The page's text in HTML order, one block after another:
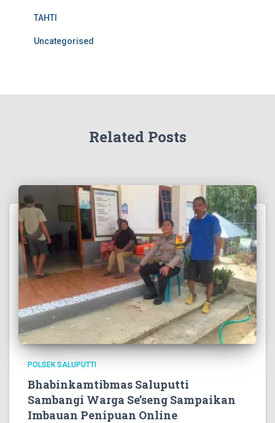
TAHTI
Uncategorised
Related Posts
POLSEK SALUPUTTI
Bhabinkamtibmas Saluputti
Sambangi Warga Se’seng Sampaikan
Imbauan Penipuan Online